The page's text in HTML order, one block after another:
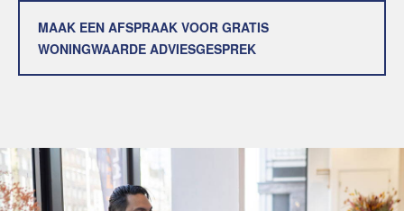
MAAK EEN AFSPRAAK VOOR GRATIS
WONINGWAARDE ADVIESGESPREK